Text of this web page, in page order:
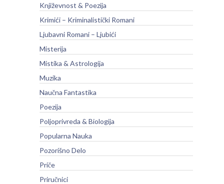
Književnost & Poezija
Krimići – Kriminalistički Romani
Ljubavni Romani – Ljubići
Misterija
Mistika & Astrologija
Muzika
Naučna Fantastika
Poezija
Poljoprivreda & Biologija
Popularna Nauka
Pozorišno Delo
Priče
Priručnici